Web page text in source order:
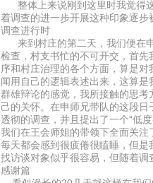
整体上来说刚到这里时我觉得
着调查的进一步开展这种印象逐步
调查进行时
来到村庄的第二天，我们便在申
检查，村支书忙的不可开交，首
序和村庄治理的各个方面，算是
闻用自己的逻辑表述出来，这算
群雄辩论的感觉，我所接触的思
己的关怀。在申师兄带队的这段
透彻的调查，并且提出了一个“低
我们在王会师姐的带领下全面关
每天都会感到很疲倦很瞌睡，但
找访谈对象似乎很容易，但随着
感谢篇